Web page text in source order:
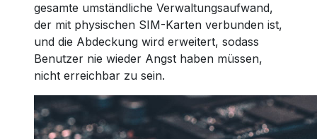
gesamte umständliche Verwaltungsaufwand,
der mit physischen SIM-Karten verbunden ist,
und die Abdeckung wird erweitert, sodass
Benutzer nie wieder Angst haben müssen,
nicht erreichbar zu sein.